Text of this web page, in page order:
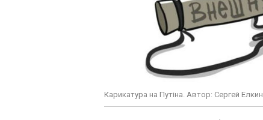
Карикатура на Путіна. Автор: Сергей Елкин